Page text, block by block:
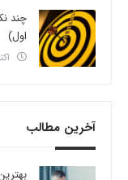
چند
اول)
اکتبر
آخرین مطالب